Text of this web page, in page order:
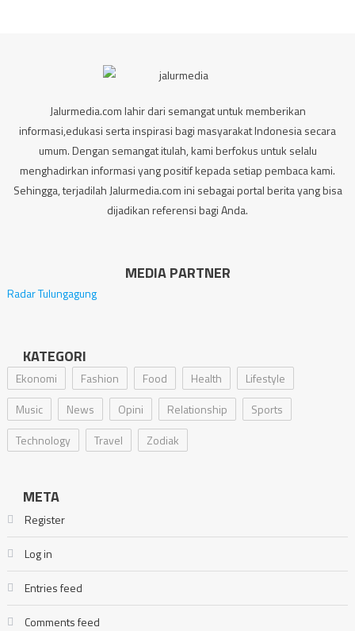
Jalurmedia.com lahir dari semangat untuk memberikan
informasi,edukasi serta inspirasi bagi masyarakat Indonesia secara
umum. Dengan semangat itulah, kami berfokus untuk selalu
menghadirkan informasi yang positif kepada setiap pembaca kami.
Sehingga, terjadilah Jalurmedia.com ini sebagai portal berita yang bisa
dijadikan referensi bagi Anda.
MEDIA PARTNER
Radar Tulungagung
KATEGORI
Ekonomi Fashion Food Health
Lifestyle
Music
News Opini Relationship
Sports
Technology
Travel Zodiak
META
Register
Log in
Entries feed
Comments feed